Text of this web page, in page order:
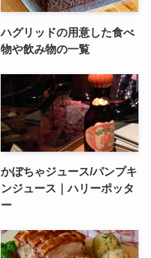
ハグリッドの用意した食べ
物や飲み物の一覧
かぼちゃジュース/パンプキ
ンジュース｜ハリーポッタ
ー